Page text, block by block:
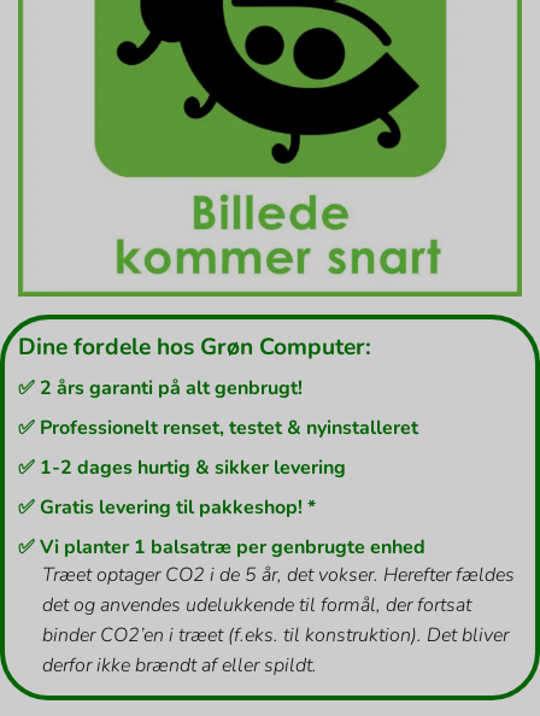
Dine fordele hos Grøn Computer:
✅ 2 års garanti på alt genbrugt!
✅ Professionelt renset, testet & nyinstalleret
✅ 1-2 dages hurtig & sikker levering
✅ Gratis levering til pakkeshop! *
✅ Vi planter 1 balsatræ per genbrugte enhed
Træet optager CO2 i de 5 år, det vokser. Herefter fældes
det og anvendes udelukkende til formål, der fortsat
binder CO2’en i træet (f.eks. til konstruktion). Det bliver
derfor ikke brændt af eller spildt.